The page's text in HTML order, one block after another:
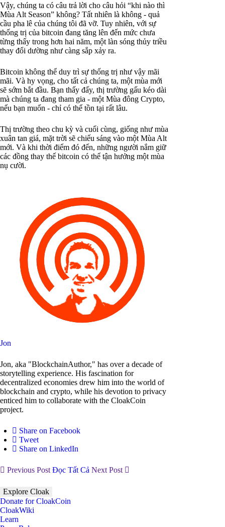
Vậy, chúng ta có câu trả lời cho câu hỏi “khi nào thì
Mùa Alt Season” không? Tất nhiên là không - quả
cầu pha lê của chúng tôi đã vỡ. Tuy nhiên, với sự
thống trị của bitcoin đang tăng lên đến mức chưa
từng thấy trong hơn hai năm, một làn sóng thủy triều
thay đổi dường như càng sắp xảy ra.
Bitcoin không thể duy trì sự thống trị như vậy mãi
mãi. Và hy vọng, cho tất cả chúng ta, một mùa mới
sẽ sớm bắt đầu. Bạn thấy đấy, thị trường gấu kéo dài
mà chúng ta đang tham gia - một Mùa đông Crypto,
nếu bạn muốn - chỉ có thể tồn tại rất lâu.
Thị trường theo chu kỳ và cuối cùng, giống như mùa
xuân tan giá, mặt trời sẽ chiếu sáng vào một Mùa Alt
mới. Và khi thời điểm đó đến, những người nắm giữ
các đồng thay thế bitcoin có thể tận hưởng một mùa
nụ cười.
Jon
Jon, aka "BlockchainAuthor," has over a decade of
storytelling experience. His fascination for
decentralized economies drew him into the world of
blockchain and crypto, while his devotion to privacy
enticed him to collaborate with the CloakCoin
project.
Share on Facebook
Tweet
Share on LinkedIn
Previous Post Đọc Tất Cả Next Post
Explore Cloak
Donate for CloakCoin
CloakWiki
Learn